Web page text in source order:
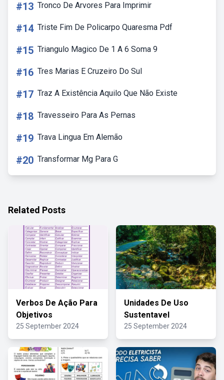
#13 Tronco De Arvores Para Imprimir
#14 Triste Fim De Policarpo Quaresma Pdf
#15 Triangulo Magico De 1 A 6 Soma 9
#16 Tres Marias E Cruzeiro Do Sul
#17 Traz A Existência Aquilo Que Não Existe
#18 Travesseiro Para As Pernas
#19 Trava Lingua Em Alemão
#20 Transformar Mg Para G
Related Posts
Verbos De Ação Para
Objetivos
25 September 2024
Unidades De Uso
Sustentavel
25 September 2024